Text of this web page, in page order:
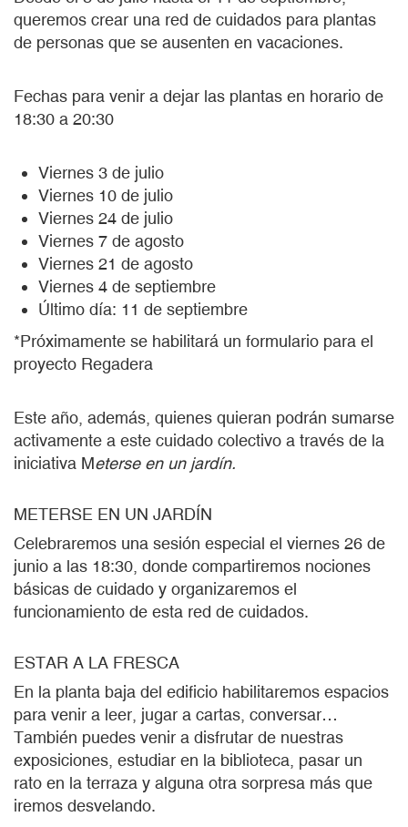
queremos crear una red de cuidados para plantas
de personas que se ausenten en vacaciones.
Fechas para venir a dejar las plantas en horario de
18:30 a 20:30
Viernes 3 de julio
Viernes 10 de julio
Viernes 24 de julio
Viernes 7 de agosto
Viernes 21 de agosto
Viernes 4 de septiembre
Último día: 11 de septiembre
*Próximamente se habilitará un formulario para el
proyecto Regadera
Este año, además, quienes quieran podrán sumarse
activamente a este cuidado colectivo a través de la
iniciativa Meterse en un jardín.
METERSE EN UN JARDÍN
Celebraremos una sesión especial el viernes 26 de
junio a las 18:30, donde compartiremos nociones
básicas de cuidado y organizaremos el
funcionamiento de esta red de cuidados.
ESTAR A LA FRESCA
En la planta baja del edificio habilitaremos espacios
para venir a leer, jugar a cartas, conversar…
También puedes venir a disfrutar de nuestras
exposiciones, estudiar en la biblioteca, pasar un
rato en la terraza y alguna otra sorpresa más que
iremos desvelando.